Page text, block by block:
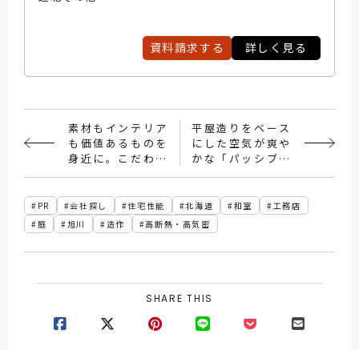
資料請求する 詳しく見る
素材もインテリア
も価値あるものを
身近に。こだわり
平屋造りをベース
にした空気が爽や
かな「パッシブ換
PR 会社探し 住宅性能 北海道 和室
工務店
庭
旭川 造作 高断熱・高気密
SHARE THIS